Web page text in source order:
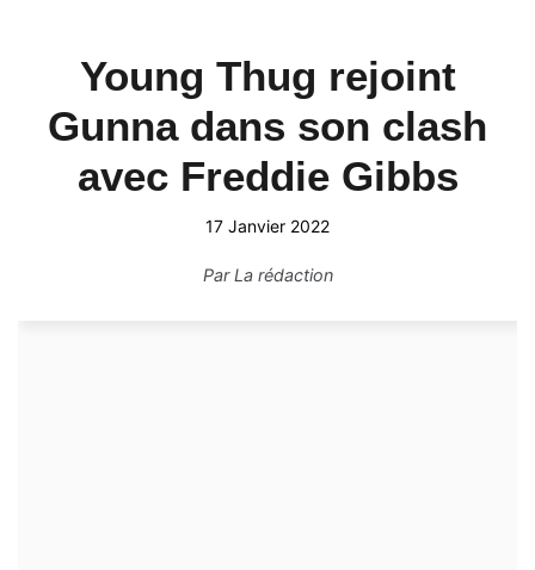
Young Thug rejoint
Gunna dans son clash
avec Freddie Gibbs
17 Janvier 2022
ParLa rédaction